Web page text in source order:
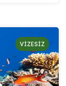
VİZESİZ